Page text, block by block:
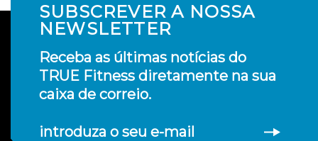
SUBSCREVER A NOSSA
NEWSLETTER
Receba as últimas notícias do
TRUE Fitness diretamente na sua
caixa de correio.
introduza o seu e-mail